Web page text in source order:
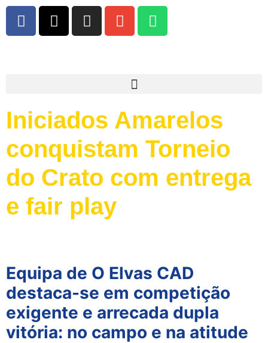
Iniciados Amarelos
conquistam Torneio
do Crato com entrega
e fair play
Equipa de O Elvas CAD
destaca-se em competição
exigente e arrecada dupla
vitória: no campo e na atitude